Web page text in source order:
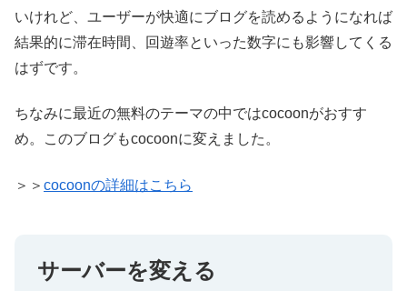
いけれど、ユーザーが快適にブログを読めるようになれば
結果的に滞在時間、回遊率といった数字にも影響してくる
はずです。
ちなみに最近の無料のテーマの中ではcocoonがおすす
め。このブログもcocoonに変えました。
＞＞ cocoonの詳細はこちら
サーバーを変える